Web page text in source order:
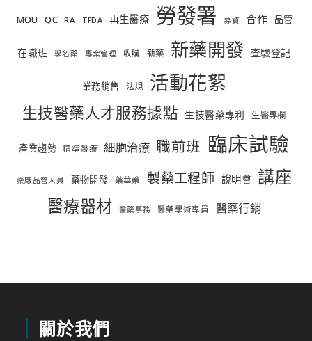
MOU QC RA TFDA 再生醫療 勞發署 募資 合作 品管
在職班 學名藥 專案管理 收購 新藥 新藥開發 查驗登記
業務銷售 法規 活動花絮
生技醫藥人才服務據點 生技醫藥專利 生醫專欄
產業趨勢 精準醫療 細胞治療 職前班 臨床試驗
藥廠品管人員 藥物開發 藥華藥 製藥工程師 說明會 講座
醫療器材 醫藥事務 醫藥學術專員 醫藥行銷
關於我們